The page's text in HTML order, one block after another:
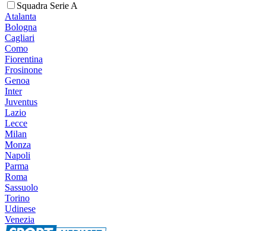
Squadra Serie A
Atalanta
Bologna
Cagliari
Como
Fiorentina
Frosinone
Genoa
Inter
Juventus
Lazio
Lecce
Milan
Monza
Napoli
Parma
Roma
Sassuolo
Torino
Udinese
Venezia